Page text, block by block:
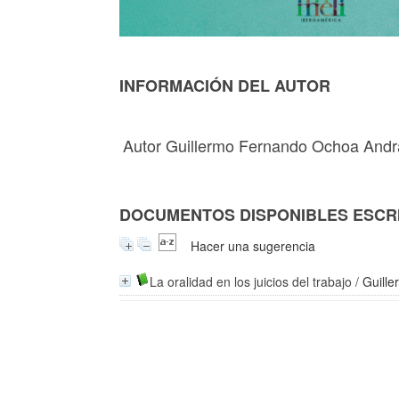
INFORMACIÓN DEL AUTOR
Autor Guillermo Fernando Ochoa
DOCUMENTOS DISPONIBLES
Hacer una sugerencia
La oralidad en los juicios del trabajo /